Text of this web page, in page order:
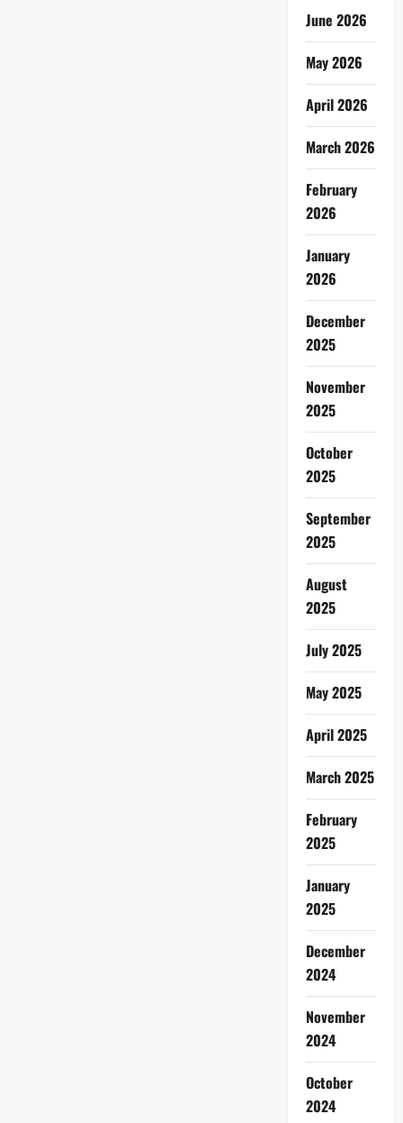
June 2026
May 2026
April 2026
March 2026
February
2026
January
2026
December
2025
November
2025
October
2025
September
2025
August
2025
July 2025
May 2025
April 2025
March 2025
February
2025
January
2025
December
2024
November
2024
October
2024